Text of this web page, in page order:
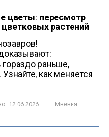
цветы: пересмотр
растений
раньше,
как меняется
12.06.2026
Мнения